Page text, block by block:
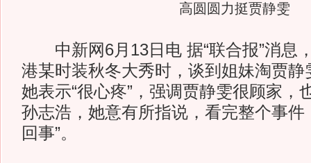
高圆圆力挺贾静雯
中新网6月13日电 据“联合报”消息
港某时装秋冬大秀时，谈到姐妹淘贾静
她表示“很心疼”，强调贾静雯很顾家，
孙志浩，她意有所指说，看完整个事件
回事”。